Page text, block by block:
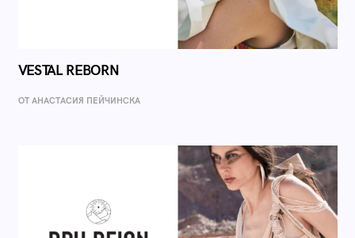
VESTAL REBORN
ОТ AНАСТАСИЯ ПЕЙЧИНСКА